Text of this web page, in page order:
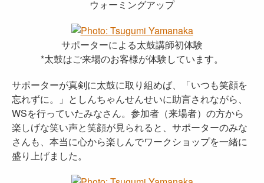
ウォーミングアップ
サポーターによる太鼓講師初体験
*太鼓はご来場のお客様が体験しています。
サポーターが真剣に太鼓に取り組めば、「いつも笑顔を
忘れずに。」としんちゃんせんせいに助言されながら、
WSを行っていたみなさん。参加者（来場者）の方から
楽しげな笑い声と笑顔が見られると、サポーターのみな
さんも、本当に心から楽しんでワークショップを一緒に
盛り上げました。